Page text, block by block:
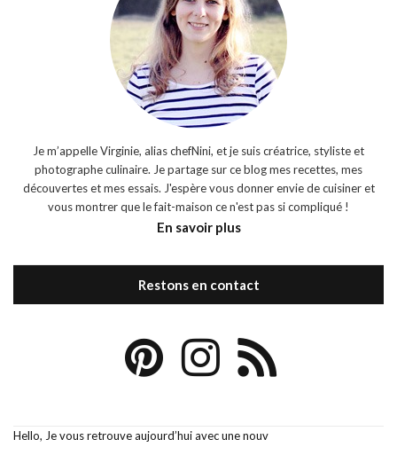
Je m’appelle Virginie, alias chefNini, et je suis créatrice, styliste et
photographe culinaire. Je partage sur ce blog mes recettes, mes
découvertes et mes essais. J'espère vous donner envie de cuisiner et
vous montrer que le fait-maison ce n'est pas si compliqué !
En savoir plus
Restons en contact
Hello, Je vous retrouve aujourd’hui avec une nouv